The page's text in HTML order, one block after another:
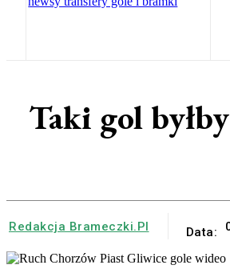
Taki gol
Redakcja Brameczki.pl Data: